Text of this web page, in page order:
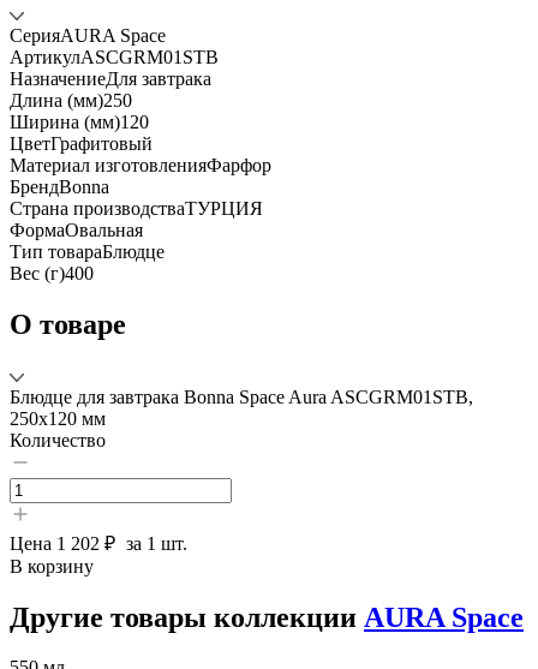
СерияAURA Space
АртикулASCGRM01STB
НазначениеДля завтрака
Длина (мм)250
Ширина (мм)120
ЦветГрафитовый
Материал изготовленияФарфор
БрендBonna
Страна производстваТУРЦИЯ
ФормаОвальная
Тип товараБлюдце
Вес (г)400
О товаре
Блюдце для завтрака Bonna Space Aura ASCGRM01STB,
250x120 мм
Количество
Цена 1 202 ₽ за 1 шт.
В корзину
Другие товары коллекции AURA Space